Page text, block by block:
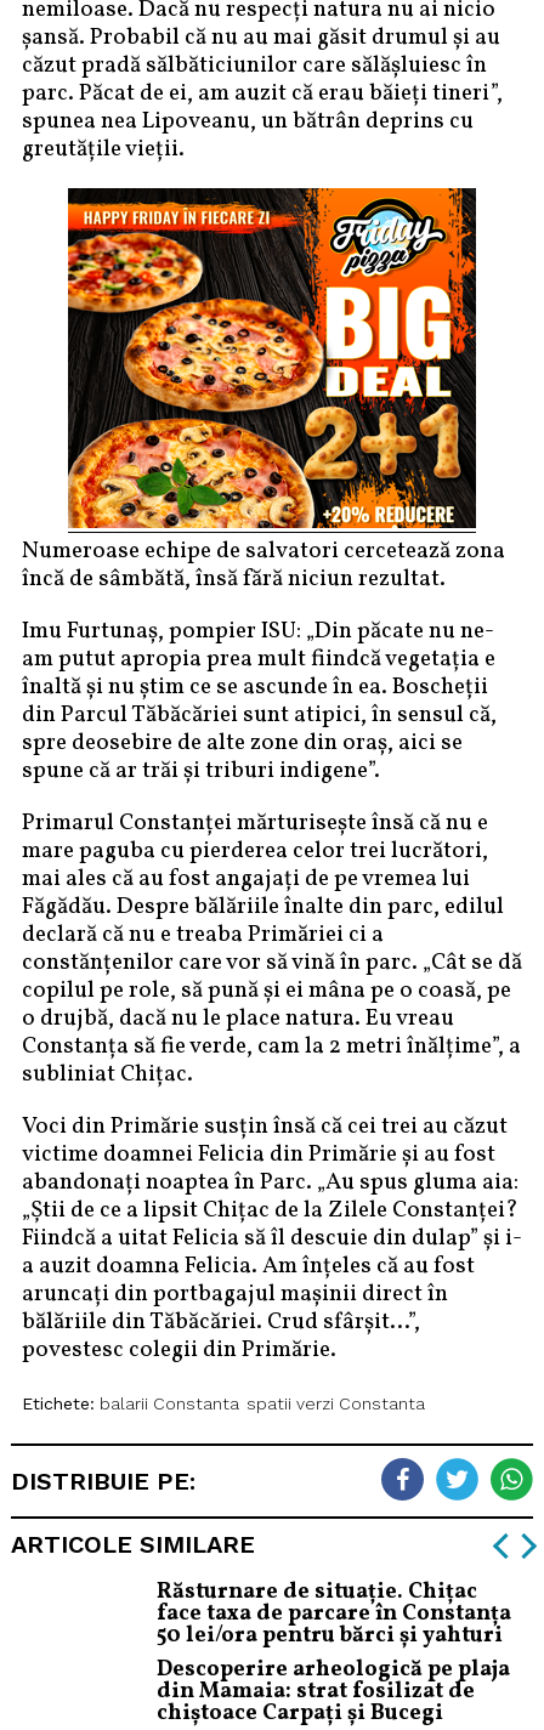
nemiloase. Dacă nu respecți natura nu ai nicio
șansă. Probabil că nu au mai găsit drumul și au
căzut pradă sălbăticiunilor care sălășluiesc în
parc. Păcat de ei, am auzit că erau băieți tineri”,
spunea nea Lipoveanu, un bătrân deprins cu
greutățile vieții.
Numeroase echipe de salvatori cercetează zona
încă de sâmbătă, însă fără niciun rezultat.
Imu Furtunaș, pompier ISU: „Din păcate nu ne-
am putut apropia prea mult fiindcă vegetația e
înaltă și nu știm ce se ascunde în ea. Boscheții
din Parcul Tăbăcăriei sunt atipici, în sensul că,
spre deosebire de alte zone din oraș, aici se
spune că ar trăi și triburi indigene”.
Primarul Constanței mărturisește însă că nu e
mare paguba cu pierderea celor trei lucrători,
mai ales că au fost angajați de pe vremea lui
Făgădău. Despre bălăriile înalte din parc, edilul
declară că nu e treaba Primăriei ci a
constănțenilor care vor să vină în parc. „Cât se dă
copilul pe role, să pună și ei mâna pe o coasă, pe
o drujbă, dacă nu le place natura. Eu vreau
Constanța să fie verde, cam la 2 metri înălțime”, a
subliniat Chițac.
Voci din Primărie susțin însă că cei trei au căzut
victime doamnei Felicia din Primărie și au fost
abandonați noaptea în Parc. „Au spus gluma aia:
„Știi de ce a lipsit Chițac de la Zilele Constanței?
Fiindcă a uitat Felicia să îl descuie din dulap” și i-
a auzit doamna Felicia. Am înțeles că au fost
aruncați din portbagajul mașinii direct în
bălăriile din Tăbăcăriei. Crud sfârșit…”,
povestesc colegii din Primărie.
Etichete: balarii Constanta spatii verzi Constanta
DISTRIBUIE PE:
ARTICOLE SIMILARE
Răsturnare de situație. Chițac
face taxa de parcare în Constanța
50 lei/ora pentru bărci și yahturi
Descoperire arheologică pe plaja
din Mamaia: strat fosilizat de
chiștoace Carpați și Bucegi